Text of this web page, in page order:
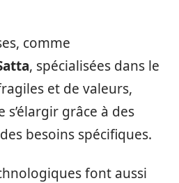
comme
, spécialisées dans le
et de valeurs,
grâce à des
besoins spécifiques.
font aussi